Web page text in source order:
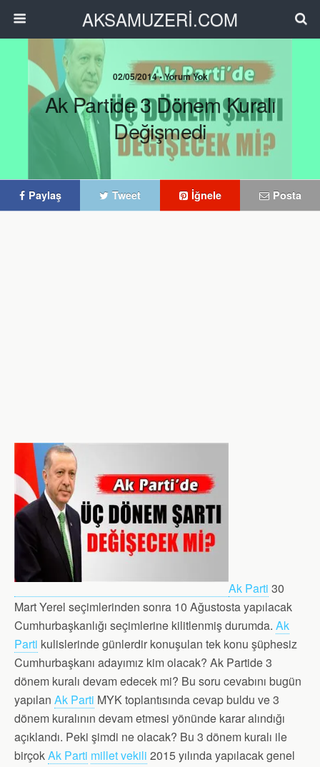
AKSAMUZERİ.COM
02/05/2014 • Yorum Yok
Ak Partide 3 Dönem Kuralı
Değişmedi
Paylaş Tweet İğnele Posta
Ak Parti 30
Mart Yerel seçimlerinden sonra 10 Ağustosta yapılacak
Cumhurbaşkanlığı seçimlerine kilitlenmiş durumda. Ak
Parti kulislerinde günlerdir konuşulan tek konu şüphesiz
Cumhurbaşkanı adayımız kim olacak? Ak Partide 3
dönem kuralı devam edecek mi? Bu soru cevabını bugün
yapılan Ak Parti MYK toplantısında cevap buldu ve 3
dönem kuralının devam etmesi yönünde karar alındığı
açıklandı. Peki şimdi ne olacak? Bu 3 dönem kuralı ile
birçokAk Parti millet vekili 2015 yılında yapılacak genel